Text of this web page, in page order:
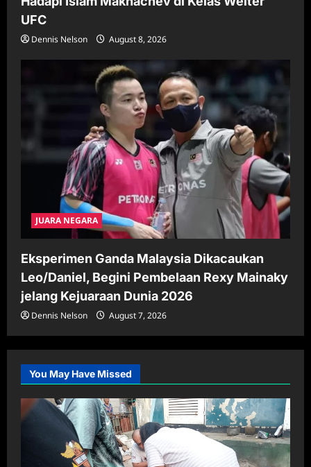
UFC
Dennis Nelson August 8, 2026
JUARA NEGARA
Eksperimen Ganda Malaysia Dikacaukan
Leo/Daniel, Begini Pembelaan Rexy Mainaky
jelang Kejuaraan Dunia 2026
Dennis Nelson August 7, 2026
You May Have Missed